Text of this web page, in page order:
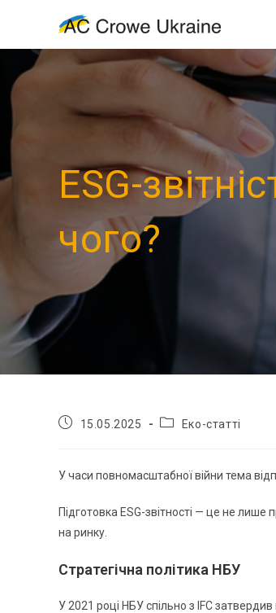
ESG-
чого?
15.05.2025 Еко-статті
У часи повномасштабної війни тема
Підготовка ESG-звітності — це не лише
на ринку.
Стратегічна політика НБУ
У 2021 році НБУ спільно з IFC затвердив